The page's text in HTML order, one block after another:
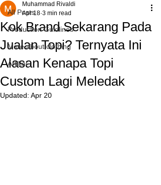
All Posts
Production Guidlines
More about clothing
Artikel
Kok Brand Sekarang Pada
Jualan Topi? Ternyata Ini
Alasan Kenapa Topi
Custom Lagi Meledak
Muhammad Rivaldi
Apr 18 3 min read
Updated: Apr 20